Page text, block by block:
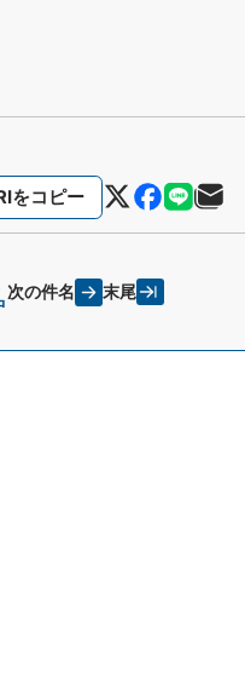
をコピー
次の件名 末尾